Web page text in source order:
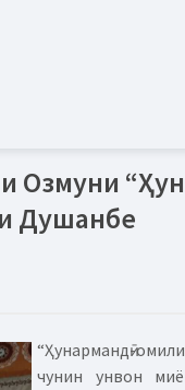
Озмуни
Душанбе
“Ҳунармандӣ-
чунин унвон